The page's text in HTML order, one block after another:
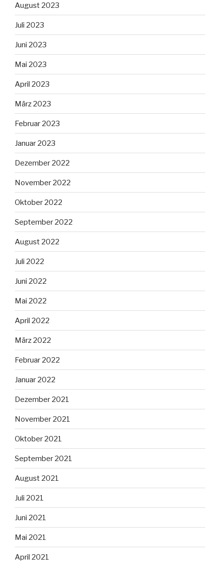
August 2023
Juli 2023
Juni 2023
Mai 2023
April 2023
März 2023
Februar 2023
Januar 2023
Dezember 2022
November 2022
Oktober 2022
September 2022
August 2022
Juli 2022
Juni 2022
Mai 2022
April 2022
März 2022
Februar 2022
Januar 2022
Dezember 2021
November 2021
Oktober 2021
September 2021
August 2021
Juli 2021
Juni 2021
Mai 2021
April 2021